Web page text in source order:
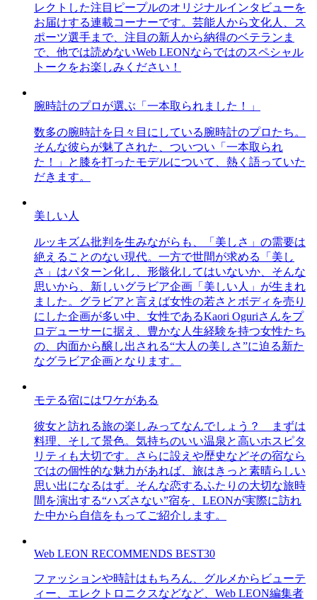
レクトした注目ピープルのオリジナルインタビューを
お届けする連載コーナーです。芸能人から文化人、ス
ポーツ選手まで、注目の新人から納得のベテランま
で、他では読めないWeb LEONならではのスペシャル
トークをお楽しみください！
腕時計のプロが選ぶ「一本取られました！」
数多の腕時計を日々目にしている腕時計のプロたち。
そんな彼らが魅了された、ついつい「一本取られ
た！」と膝を打ったモデルについて、熱く語っていた
だきます。
美しい人
ルッキズム批判を生みながらも、「美しさ」の需要は
絶えることのない現代。一方で世間が求める「美し
さ」はパターン化し、形骸化してはいないか、そんな
思いから、新しいグラビア企画「美しい人」が生まれ
ました。グラビアと言えば女性の若さとボディを売り
にした企画が多い中、女性であるKaori Oguriさんをプ
ロデューサーに据え、豊かな人生経験を持つ女性たち
の、内面から醸し出される“大人の美しさ”に迫る新た
なグラビア企画となります。
モテる宿にはワケがある
彼女と訪れる旅の楽しみってなんでしょう？ まずは
料理、そして景色。気持ちのいい温泉と高いホスピタ
リティも大切です。さらに設えや歴史などその宿なら
ではの個性的な魅力があれば、旅はきっと素晴らしい
思い出になるはず。そんな恋するふたりの大切な旅時
間を演出する“ハズさない”宿を、LEONが実際に訪れ
た中から自信をもってご紹介します。
Web LEON RECOMMENDS BEST30
ファッションや時計はもちろん、グルメからビューテ
ィー、エレクトロニクスなどなど、Web LEON編集者